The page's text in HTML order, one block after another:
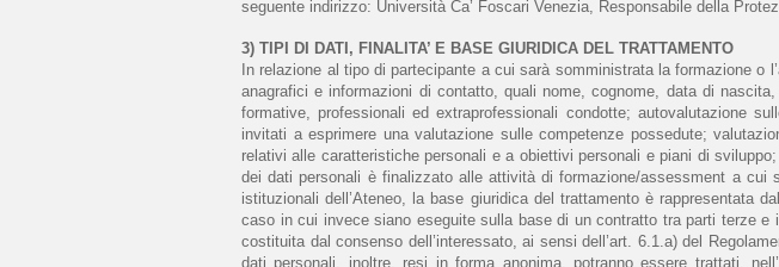
seguente indirizzo: Università Ca’ Foscari Venezia, Responsabile della
3) TIPI DI DATI, FINALITA’ E BASE GIURIDICA DEL TRATTAMENTO
In relazione al tipo di partecipante a cui sarà somministrata la formazione
anagrafici e informazioni di contatto, quali nome, cognome, data di
formative, professionali ed extraprofessionali condotte; autovalutazione
invitati a esprimere una valutazione sulle competenze possedute;
relativi alle caratteristiche personali e a obiettivi personali e piani di
dei dati personali è finalizzato alle attività di formazione/assessment a
istituzionali dell’Ateneo, la base giuridica del trattamento è rappresentata
caso in cui invece siano eseguite sulla base di un contratto tra parti terze
costituita dal consenso dell’interessato, ai sensi dell’art. 6.1.a) del
dati personali, inoltre, resi in forma anonima, potranno essere trattati,